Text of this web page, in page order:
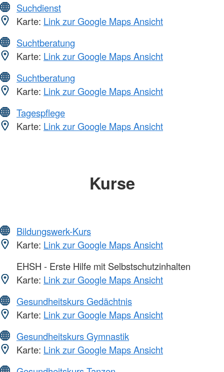
Suchdienst
Karte: Link zur Google Maps Ansicht
Suchtberatung
Karte: Link zur Google Maps Ansicht
Suchtberatung
Karte: Link zur Google Maps Ansicht
Tagespflege
Karte: Link zur Google Maps Ansicht
Kurse
Bildungswerk-Kurs
Karte: Link zur Google Maps Ansicht
EHSH - Erste Hilfe mit Selbstschutzinhalten
Karte: Link zur Google Maps Ansicht
Gesundheitskurs Gedächtnis
Karte: Link zur Google Maps Ansicht
Gesundheitskurs Gymnastik
Karte: Link zur Google Maps Ansicht